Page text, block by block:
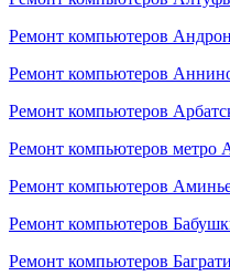
Ремонт компьютеров
Ремонт компьютеров
Ремонт компьютеров
Ремонт компьютеров метро
Ремонт компьютеров
Ремонт компьютеров
Ремонт компьютеров